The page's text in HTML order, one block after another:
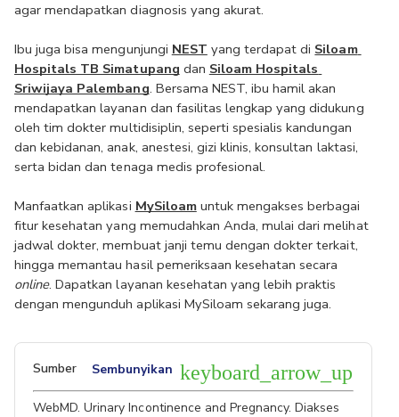
agar mendapatkan diagnosis yang akurat.
Ibu juga bisa mengunjungi NEST yang terdapat di Siloam
Hospitals TB Simatupang dan Siloam Hospitals
Sriwijaya Palembang. Bersama NEST, ibu hamil akan
mendapatkan layanan dan fasilitas lengkap yang didukung
oleh tim dokter multidisiplin, seperti spesialis kandungan
dan kebidanan, anak, anestesi, gizi klinis, konsultan laktasi,
serta bidan dan tenaga medis profesional.
Manfaatkan aplikasi MySiloam untuk mengakses berbagai
fitur kesehatan yang memudahkan Anda, mulai dari melihat
jadwal dokter, membuat janji temu dengan dokter terkait,
online. Dapatkan layanan kesehatan yang lebih praktis
dengan mengunduh aplikasi MySiloam sekarang juga.
Sumber Sembunyikan keyboard_arrow_up
WebMD. Urinary Incontinence and Pregnancy. Diakses